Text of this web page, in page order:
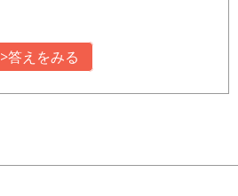
>答えをみる